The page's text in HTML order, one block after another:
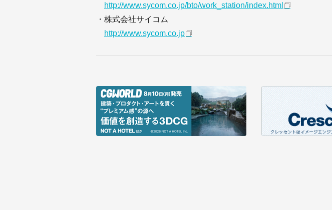
http://www.sycom.co.jp/bto/work_station/index.html
・株式会社サイコム
http://www.sycom.co.jp